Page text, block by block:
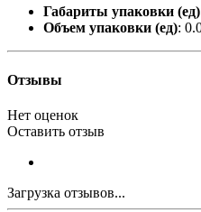
Габариты упаковки
Объем упаковки (ед):
Отзывы
Нет оценок
Оставить отзыв
Загрузка отзывов...